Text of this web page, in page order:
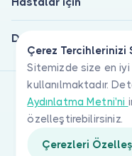
Çerez Tercihlerinizi
Sitemizde size en
kullanılmaktadır.
Aydınlatma Metni'ni
özelleştirebilirsiniz.
Çerezleri
Doktorlar için